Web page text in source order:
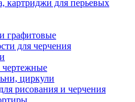
картриджи для перьевых
графитовые
для черчения
циркули
рисования и черчения